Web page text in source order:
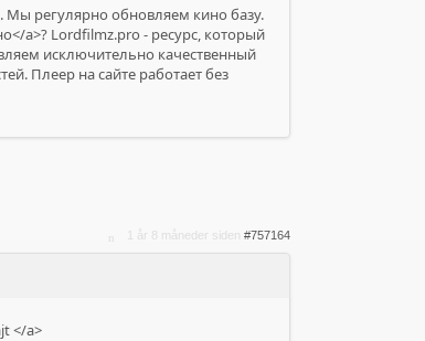
Мы регулярно обновляем кино базу.
a>? Lordfilmz.pro - ресурс, который
исключительно качественный
Плеер на сайте работает без
1 år 8 måneder siden #757164
</a>